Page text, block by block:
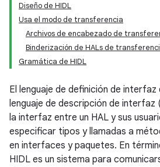
Diseño de HIDL
Usa el modo de transferencia
Archivos de encabezado de
Binderización de HALs de
Gramática de HIDL
El lenguaje de definición de interfaz
lenguaje de descripción de
la interfaz entre un HAL y sus
especificar tipos y llamadas a
en interfaces y paquetes. En
HIDL es un sistema para